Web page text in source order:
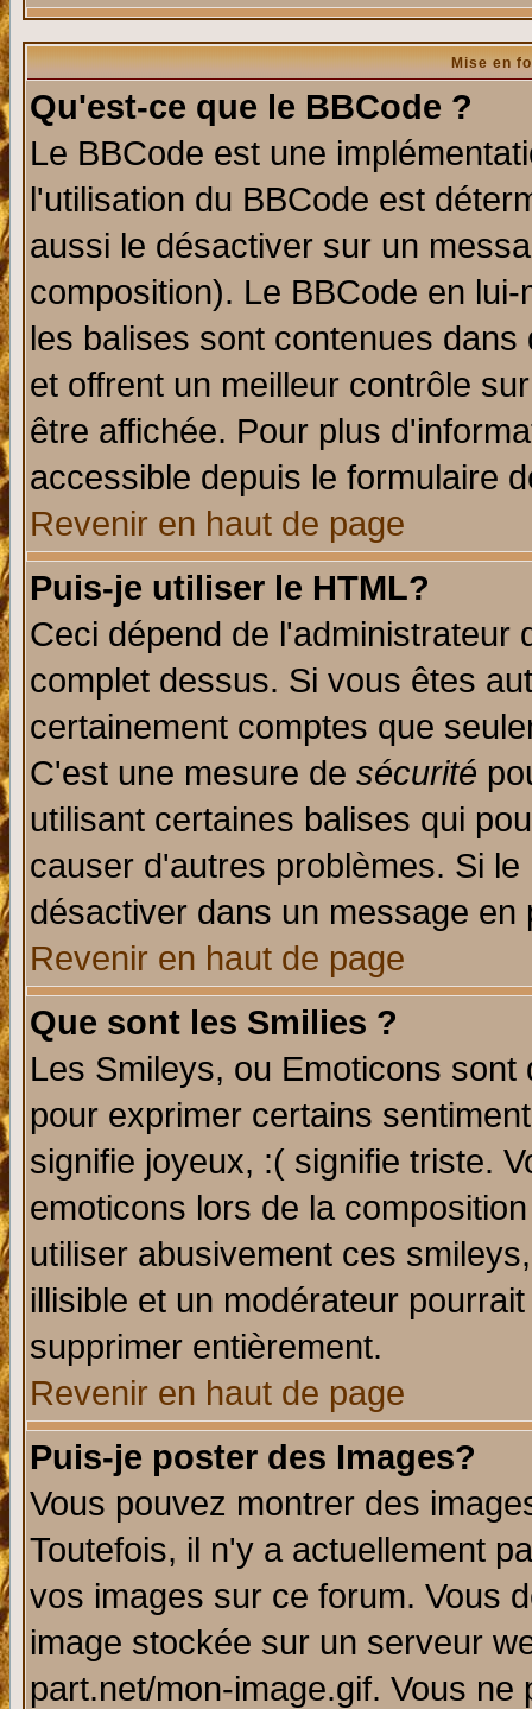
Mise en
Qu'est-ce que le BBCode ?
Le BBCode est une
l'utilisation du BBCode est
aussi le désactiver sur un
composition). Le BBCode en
les balises sont contenues
et offrent un meilleur contrôle
être affichée. Pour plus
accessible depuis le formulaire
Revenir en haut de page
Puis-je utiliser le HTML?
Ceci dépend de l'administrateur
complet dessus. Si vous êtes
certainement comptes que
C'est une mesure de sécurité
utilisant certaines balises qui
causer d'autres problèmes. Si
désactiver dans un message
Revenir en haut de page
Que sont les Smilies ?
Les Smileys, ou Emoticons
pour exprimer certains
signifie joyeux, :( signifie triste.
emoticons lors de la
utiliser abusivement ces
illisible et un modérateur
supprimer entièrement.
Revenir en haut de page
Puis-je poster des Images?
Vous pouvez montrer des
Toutefois, il n'y a actuellement
vos images sur ce forum. Vous
image stockée sur un serveur
part.net/mon-image.gif. Vous